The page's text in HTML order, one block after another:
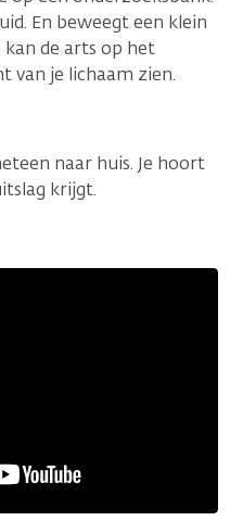
En beweegt een klein
de arts op het
van je lichaam zien.
naar huis. Je hoort
krijgt.